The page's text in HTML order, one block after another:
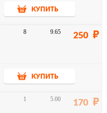
КУПИТЬ
8 9.65 250
КУПИТЬ
1 5.00 170